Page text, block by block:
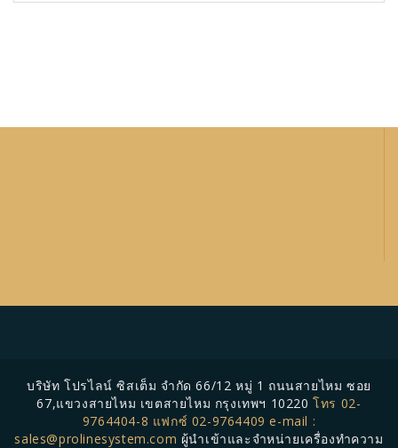
บริษัท โปรไลน์ ซิสเต็ม จำกัด 66/12 หมู่ 1 ถนนสายไหม ซอย
67,แขวงสายไหม เขตสายไหม กรุงเทพฯ 10220โทร 02-
9764404-8 แฟกซ์ 02-9764409 e-mail :
sales@prolinesystem.com ผู้นำเข้าและจำหน่ายเครื่องทำความ